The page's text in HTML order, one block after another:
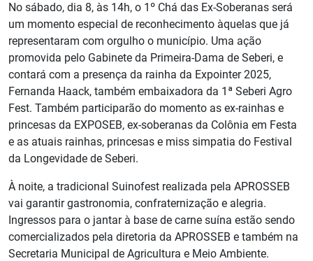
No sábado, dia 8, às 14h, o 1º Chá das Ex-Soberanas será
um momento especial de reconhecimento àquelas que já
representaram com orgulho o município. Uma ação
promovida pelo Gabinete da Primeira-Dama de Seberi, e
contará com a presença da rainha da Expointer 2025,
Fernanda Haack, também embaixadora da 1ª Seberi Agro
Fest. Também participarão do momento as ex-rainhas e
princesas da EXPOSEB, ex-soberanas da Colônia em Festa
e as atuais rainhas, princesas e miss simpatia do Festival
da Longevidade de Seberi.
À noite, a tradicional Suinofest realizada pela APROSSEB
vai garantir gastronomia, confraternização e alegria.
Ingressos para o jantar à base de carne suína estão sendo
comercializados pela diretoria da APROSSEB e também na
Secretaria Municipal de Agricultura e Meio Ambiente.